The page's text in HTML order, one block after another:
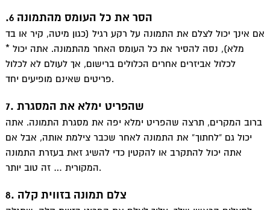
.6 הסר את כל העומס מהתמונה
אם אינך יכול לצלם את התמונה על רקע רגיל (כגון מיטה, קיר או בד
מלא), נסה להסיר את כל העומס האחר מהתמונה. אתה יכול *
לכלול אביזרים אחרים הכלולים ברישום, אך לעולם לא לכלול
פריטים שאינם מופיעים יחד.
7. שהפריט ימלא את המסגרת
ברוב המקרים, תרצה שהפריט ימלא יפה את מסגרת התמונה. אתה
יכול גם “לחתוך” את התמונה לאחר שכבר צילמת אותה, אבל אם
אתה יכול להתקרב או להקטין כדי להשיג זאת בעזרת התמונה
המקורית … זה טוב יותר.
8. צלם תמונה בזווית קלה